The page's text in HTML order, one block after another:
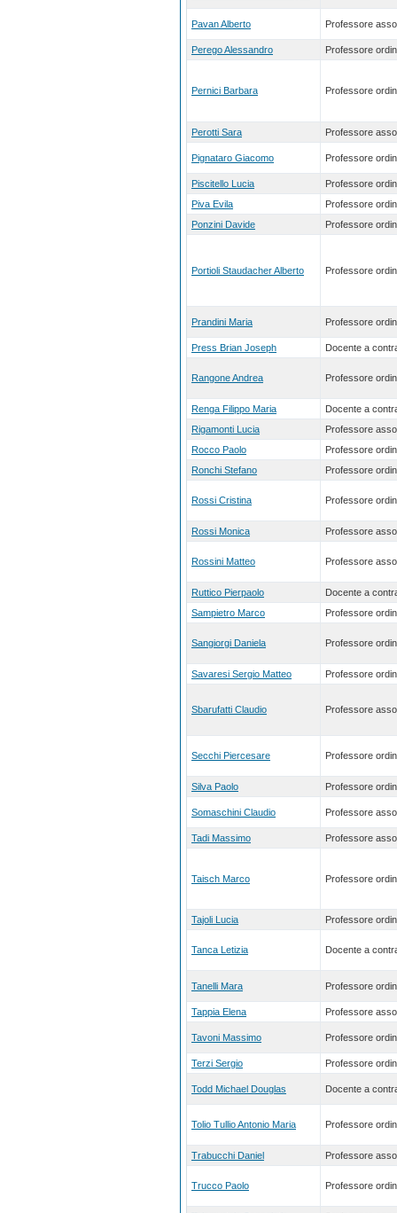
Pavan Alberto Professore
Perego Alessandro Professore
Pernici Barbara Professore
Perotti Sara Professore
Pignataro Giacomo Professore
Piscitello Lucia
Professore
Piva Evila
Professore
Ponzini Davide
Professore
Portioli Staudacher Alberto Professore
Prandini Maria Professore
Press Brian Joseph Docente a
Rangone Andrea Professore
Renga Filippo Maria
Docente a
Rigamonti Lucia
Professore
Rocco Paolo
Professore
Ronchi Stefano
Professore
Rossi Cristina Professore
Rossi Monica Professore
Rossini Matteo Professore
Ruttico Pierpaolo
Docente a
Sampietro Marco
Professore
Sangiorgi Daniela Professore
Savaresi Sergio Matteo Professore
Sbarufatti Claudio Professore
Secchi Piercesare Professore
Silva Paolo Professore
Somaschini Claudio Professore
Tadi Massimo Professore
Taisch Marco Professore
Tajoli Lucia Professore
Tanca Letizia Docente a
Tanelli Mara Professore
Tappia Elena Professore
Tavoni Massimo Professore
Terzi Sergio Professore
Todd Michael Douglas Docente a
Tolio Tullio Antonio Maria Professore
Trabucchi Daniel Professore
Trucco Paolo Professore